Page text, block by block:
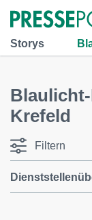
Storys
Krefeld
Filtern